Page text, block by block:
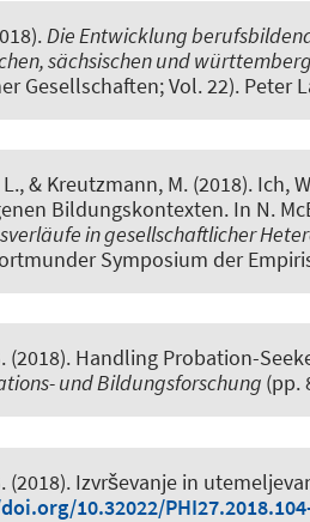
Die Entwicklung
sächsischen und
Gesellschaften; Vol. 22). Peter
& Kreutzmann, M. (2018). Ich,
Bildungskontexten. In N.
in gesellschaftlicher
Symposium der
(2018). Handling Probation-
und Bildungsforschung (pp.
(2018). Izvrševanje in
10.32022/